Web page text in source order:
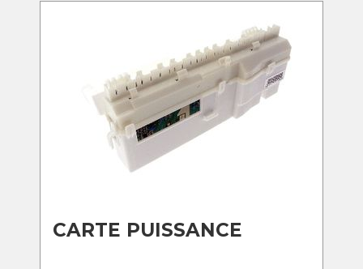
CARTE PUISSANCE